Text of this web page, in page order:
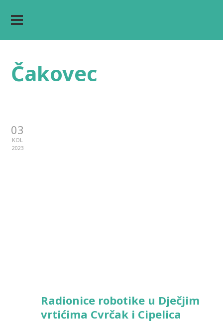
Čakovec
03
KOL
2023
Radionice robotike u Dječjim
vrtićima Cvrčak i Cipelica